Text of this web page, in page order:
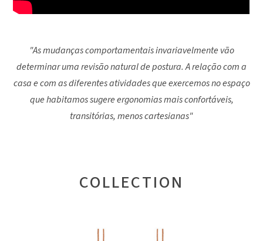
"As mudanças comportamentais invariavelmente vão
determinar uma revisão natural de postura. A relação com a
casa e com as diferentes atividades que exercemos no espaço
que habitamos sugere ergonomias mais confortáveis,
transitórias, menos cartesianas"
COLLECTION